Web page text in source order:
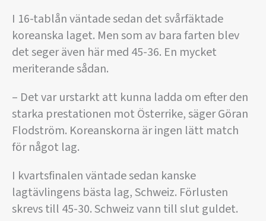
I 16-tablån väntade sedan det svårfäktade
koreanska laget. Men som av bara farten blev
det seger även här med 45-36. En mycket
meriterande sådan.
– Det var urstarkt att kunna ladda om efter den
starka prestationen mot Österrike, säger Göran
Flodström. Koreanskorna är ingen lätt match
för något lag.
I kvartsfinalen väntade sedan kanske
lagtävlingens bästa lag, Schweiz. Förlusten
skrevs till 45-30. Schweiz vann till slut guldet.